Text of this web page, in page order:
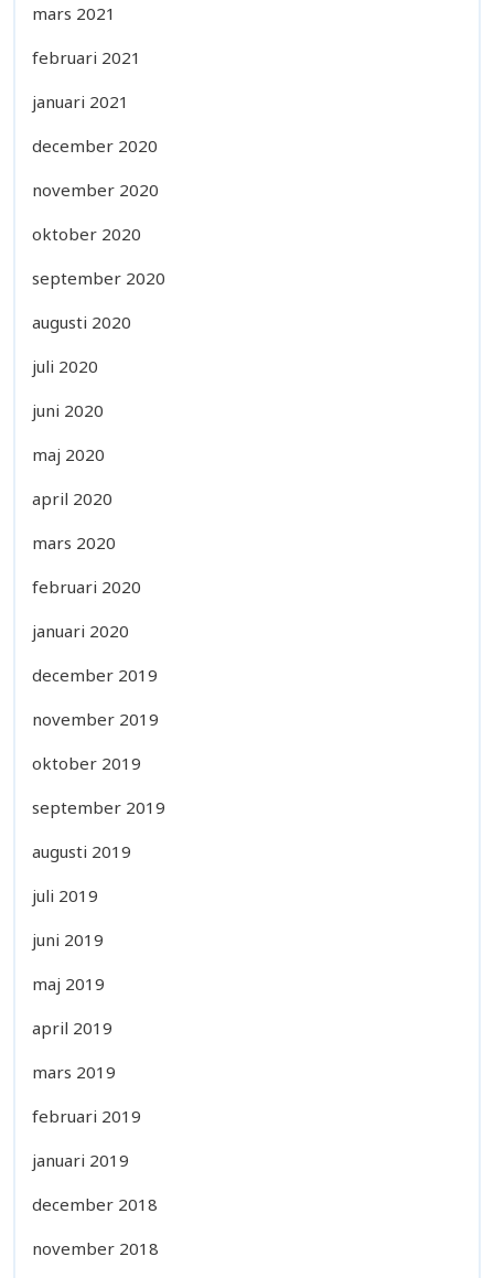
mars 2021
februari 2021
januari 2021
december 2020
november 2020
oktober 2020
september 2020
augusti 2020
juli 2020
juni 2020
maj 2020
april 2020
mars 2020
februari 2020
januari 2020
december 2019
november 2019
oktober 2019
september 2019
augusti 2019
juli 2019
juni 2019
maj 2019
april 2019
mars 2019
februari 2019
januari 2019
december 2018
november 2018